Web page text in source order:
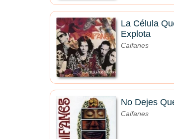
La Célula
Explota
Caifanes
No Dejes
Caifanes